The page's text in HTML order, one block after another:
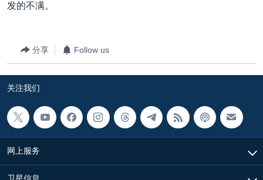
埃博拉疫情
重要讲话与声明
南中国海争端
关注西藏
GEN Z 看美国
其他语言网站
发的不满。
分享 Follow us
关注我们
网上服务